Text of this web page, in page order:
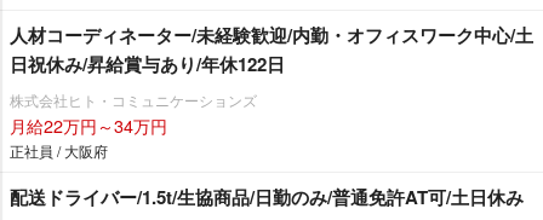
人材コーディネーター/未経験歓迎/内勤・オフィスワーク中心/土
日祝休み/昇給賞与あり/年休122日
株式会社ヒト・コミュニケーションズ
月給22万円～34万円
正社員 / 大阪府
配送ドライバー/1.5t/生協商品/日勤のみ/普通免許AT可/土日休み